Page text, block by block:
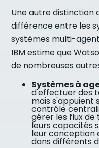
Une autre distinction
différence entre les
systèmes multi-
IBM estime que
de nombreuses
Systèmes à
d'effectuer des
mais s'appuient
contrôle
gérer les flux de
leurs capacités
leur conception
dans différents